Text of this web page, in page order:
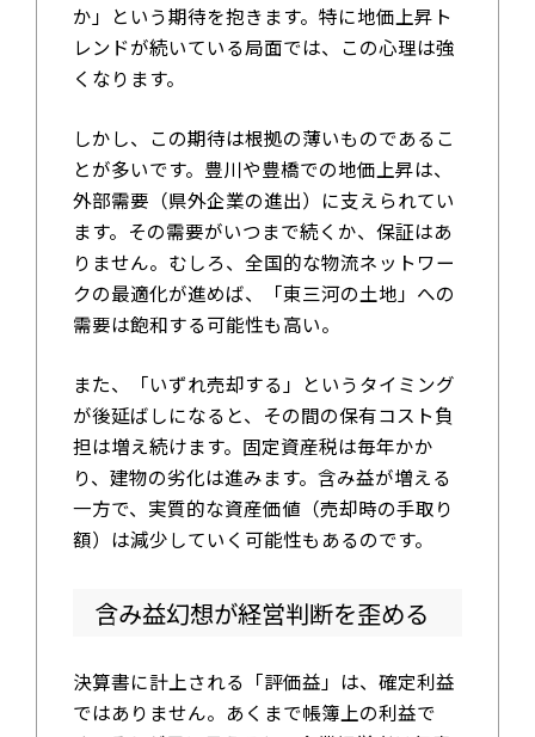
か」という期待を抱きます。特に地価上昇ト
レンドが続いている局面では、この心理は強
くなります。
しかし、この期待は根拠の薄いものであるこ
とが多いです。豊川や豊橋での地価上昇は、
外部需要（県外企業の進出）に支えられてい
ます。その需要がいつまで続くか、保証はあ
りません。むしろ、全国的な物流ネットワー
クの最適化が進めば、「東三河の土地」への
需要は飽和する可能性も高い。
また、「いずれ売却する」というタイミング
が後延ばしになると、その間の保有コスト負
担は増え続けます。固定資産税は毎年かか
り、建物の劣化は進みます。含み益が増える
一方で、実質的な資産価値（売却時の手取り
額）は減少していく可能性もあるのです。
含み益幻想が経営判断を歪める
決算書に計上される「評価益」は、確定利益
ではありません。あくまで帳簿上の利益で